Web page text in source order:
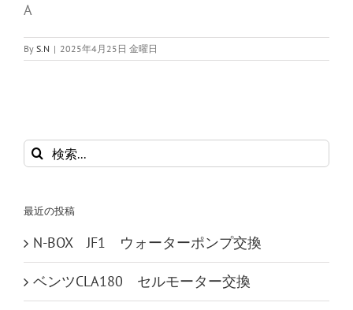
A
By S.N | 2025年4月25日 金曜日
検
索
最近の投稿
N-BOX JF1 ウォーターポンプ交換
ベンツCLA180 セルモーター交換